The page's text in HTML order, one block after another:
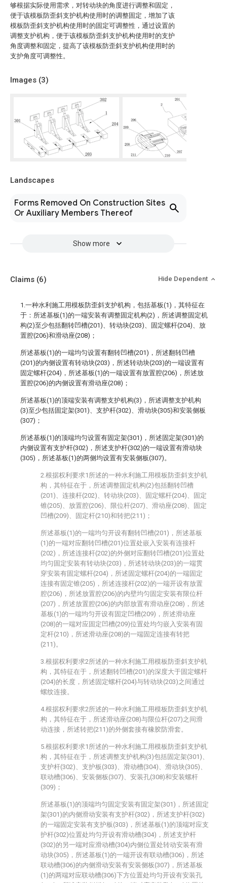
够根据实际使用需求，对转动块的角度进行调整和固定，
便于该模板防歪斜支护机构使用时的调整固定，增加了该
模板防歪斜支护机构使用时的固定可调整性，通过设置的
调整支护机构，便于该模板防歪斜支护机构使用时的支护
角度调整和固定，提高了该模板防歪斜支护机构使用时的
支护角度可调整性。
Images (3)
Landscapes
Forms Removed On Construction Sites
Or Auxiliary Members Thereof
Show more
Claims (6) Hide Dependent
1.一种水利施工用模板防歪斜支护机构，包括基板(1)，其特征在
于：所述基板(1)的一端安装有调整固定机构(2)，所述调整固定机
构(2)至少包括翻转凹槽(201)、转动块(203)、固定螺杆(204)、放
置腔(206)和滑动座(208)；
所述基板(1)的一端均匀设置有翻转凹槽(201)，所述翻转凹槽
(201)的内侧设置有转动块(203)，所述转动块(203)的一端设置有
固定螺杆(204)，所述基板(1)的一端设置有放置腔(206)，所述放
置腔(206)的内侧设置有滑动座(208)；
所述基板(1)的顶端安装有调整支护机构(3)，所述调整支护机构
(3)至少包括固定架(301)、支护杆(302)、滑动块(305)和安装侧板
(307)；
所述基板(1)的顶端均匀设置有固定架(301)，所述固定架(301)的
内侧设置有支护杆(302)，所述支护杆(302)的一端设置有滑动块
(305)，所述基板(1)的两侧均设置有安装侧板(307)。
2.根据权利要求1所述的一种水利施工用模板防歪斜支护机
构，其特征在于，所述调整固定机构(2)包括翻转凹槽
(201)、连接杆(202)、转动块(203)、固定螺杆(204)、固定
锥(205)、放置腔(206)、限位杆(207)、滑动座(208)、固定
凹槽(209)、固定杆(210)和转把(211)；
所述基板(1)的一端均匀开设有翻转凹槽(201)，所述基板
(1)的一端对应翻转凹槽(201)位置处嵌入安装有连接杆
(202)，所述连接杆(202)的外侧对应翻转凹槽(201)位置处
均匀固定安装有转动块(203)，所述转动块(203)的一端贯
穿安装有固定螺杆(204)，所述固定螺杆(204)的一端固定
连接有固定锥(205)，所述连接杆(202)的一端开设有放置
腔(206)，所述放置腔(206)的内壁均匀固定安装有限位杆
(207)，所述放置腔(206)的内部放置有滑动座(208)，所述
基板(1)的一端均匀开设有固定凹槽(209)，所述滑动座
(208)的一端对应固定凹槽(209)位置处均匀嵌入安装有固
定杆(210)，所述滑动座(208)的一端固定连接有转把
(211)。
3.根据权利要求2所述的一种水利施工用模板防歪斜支护机
构，其特征在于，所述翻转凹槽(201)的深度大于固定螺杆
(204)的长度，所述固定螺杆(204)与转动块(203)之间通过
螺纹连接。
4.根据权利要求2所述的一种水利施工用模板防歪斜支护机
构，其特征在于，所述滑动座(208)与限位杆(207)之间滑
动连接，所述转把(211)的外侧套接有橡胶防滑套。
5.根据权利要求1所述的一种水利施工用模板防歪斜支护机
构，其特征在于，所述调整支护机构(3)包括固定架(301)、
支护杆(302)、支护板(303)、滑动槽(304)、滑动块(305)、
联动槽(306)、安装侧板(307)、安装孔(308)和安装螺杆
(309)；
所述基板(1)的顶端均匀固定安装有固定架(301)，所述固定
架(301)的内侧滑动安装有支护杆(302)，所述支护杆(302)
的一端固定安装有支护板(303)，所述基板(1)的顶端对应支
护杆(302)位置处均匀开设有滑动槽(304)，所述支护杆
(302)的另一端对应滑动槽(304)内侧位置处转动安装有滑
动块(305)，所述基板(1)的一端开设有联动槽(306)，所述
联动槽(306)的内侧滑动安装有安装侧板(307)，所述基板
(1)的两端对应联动槽(306)下方位置处均匀开设有安装孔